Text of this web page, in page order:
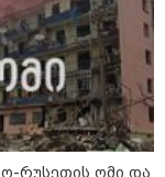
კატეგორიები
რუსეთის ომი და